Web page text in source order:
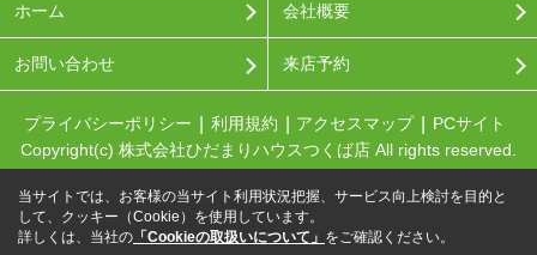
ホーム 会社概要
お問い合わせ 来店予約
プライバシーポリシー 利用規約 アクセスマップ
PCサイト
Copyright(c) 株式会社ひだまりハウスつくば店 All rights reserved.
当サイトでは、お客様の当サイト利用状況把握、サービス向上検討を目的と
して、クッキー（Cookie）を使用しています。
詳しくは、当社の 「Cookieの取扱いについて」 をご確認ください。